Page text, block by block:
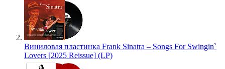
Виниловая пластинка Frank Sinatra – Songs For Swingin`
Lovers [2025 Reissue] (LP)